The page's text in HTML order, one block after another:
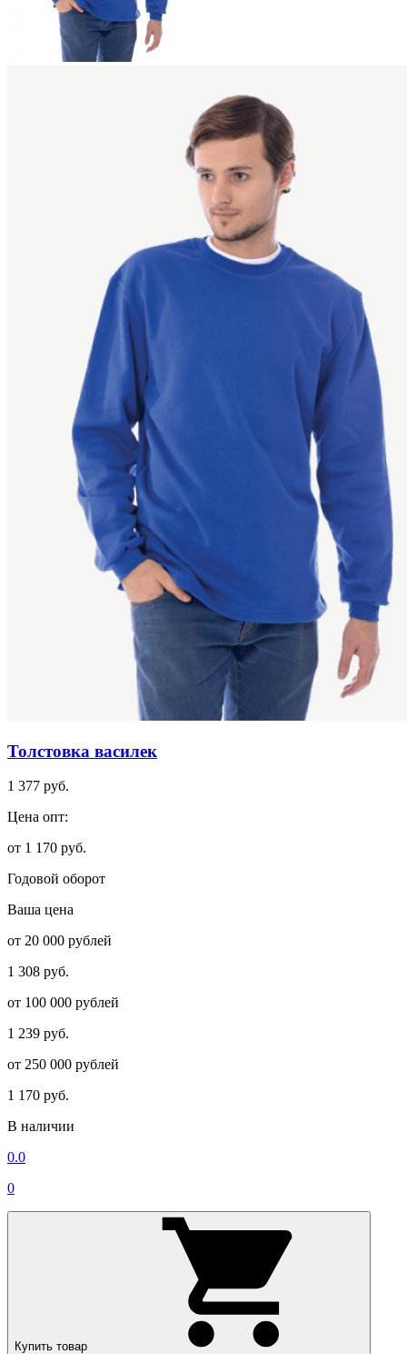
Толстовка василек
1 377 руб.
Цена опт:
от 1 170 руб.
Годовой оборот
Ваша цена
от 20 000 рублей
1 308 руб.
от 100 000 рублей
1 239 руб.
от 250 000 рублей
1 170 руб.
В наличии
0.0
0
Купить товар